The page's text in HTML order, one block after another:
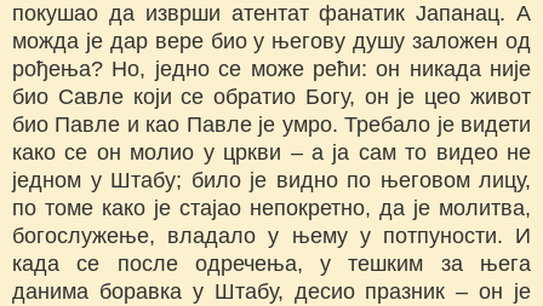
покушао да изврши атентат фанатик Јапанац. А
можда је дар вере био у његову душу заложен од
рођења? Но, једно се може рећи: он никада није
био Савле који се обратио Богу, он је цео живот
био Павле и као Павле је умро. Требало је видети
како се он молио у цркви – а ја сам то видео не
једном у Штабу; било је видно по његовом лицу,
по томе како је стајао непокретно, да је молитва,
богослужење, владало у њему у потпуности. И
када се после одречења, у тешким за њега
данима боравка у Штабу, десио празник – он је